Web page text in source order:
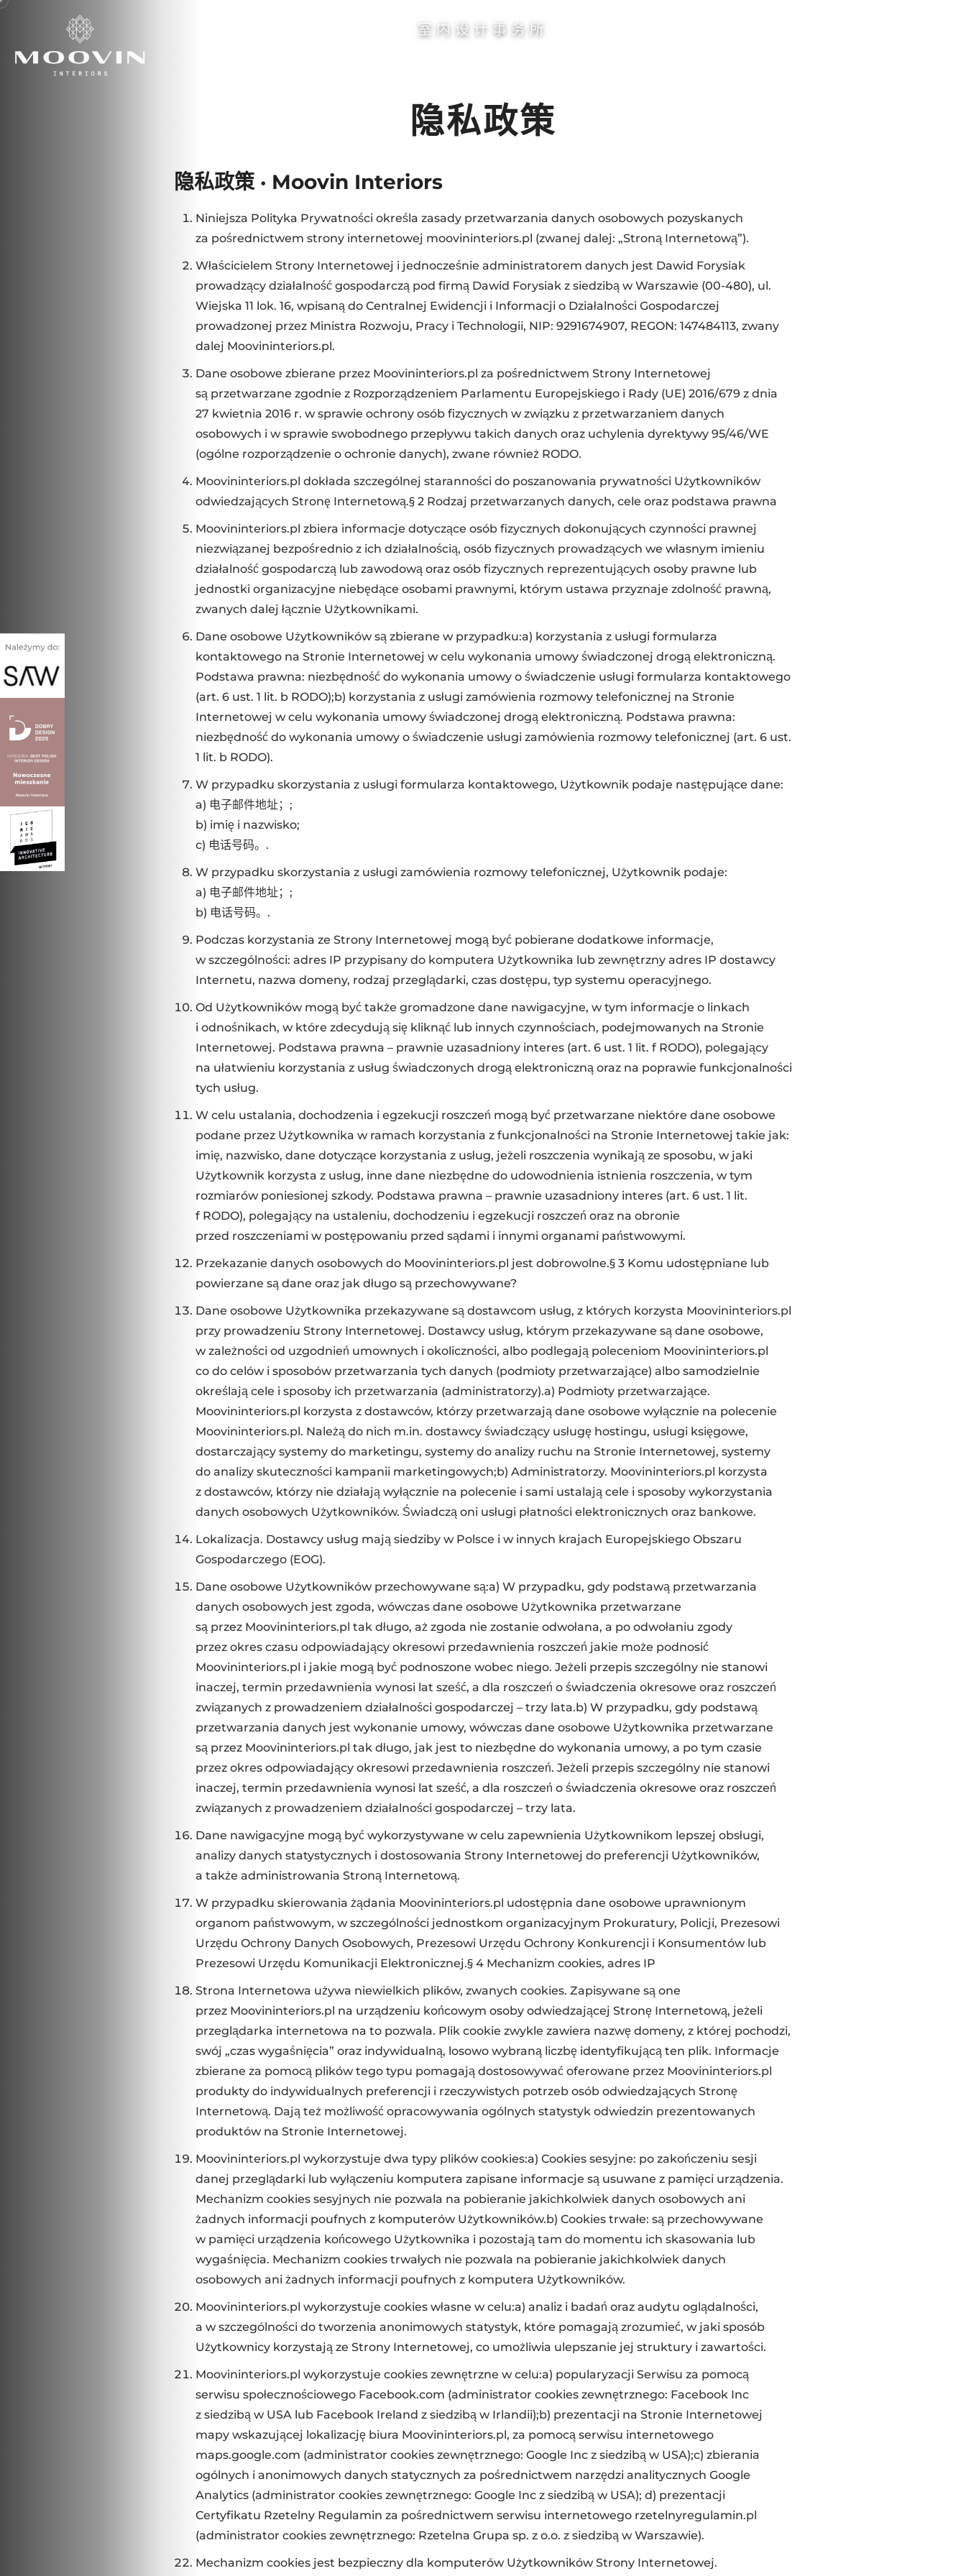
室内设计事务所
隐私政策
隐私政策 · Moovin Interiors
Niniejsza Polityka Prywatności określa zasady przetwarzania danych osobowych pozyskanych
za pośrednictwem strony internetowej moovininteriors.pl (zwanej dalej: „Stroną Internetową”).
Właścicielem Strony Internetowej i jednocześnie administratorem danych jest Dawid Forysiak
prowadzący działalność gospodarczą pod firmą Dawid Forysiak z siedzibą w Warszawie (00-480), ul.
Wiejska 11 lok. 16, wpisaną do Centralnej Ewidencji i Informacji o Działalności Gospodarczej
prowadzonej przez Ministra Rozwoju, Pracy i Technologii, NIP: 9291674907, REGON: 147484113, zwany
dalej Moovininteriors.pl.
Dane osobowe zbierane przez Moovininteriors.pl za pośrednictwem Strony Internetowej
są przetwarzane zgodnie z Rozporządzeniem Parlamentu Europejskiego i Rady (UE) 2016/679 z dnia
27 kwietnia 2016 r. w sprawie ochrony osób fizycznych w związku z przetwarzaniem danych
osobowych i w sprawie swobodnego przepływu takich danych oraz uchylenia dyrektywy 95/46/WE
(ogólne rozporządzenie o ochronie danych), zwane również RODO.
Moovininteriors.pl dokłada szczególnej staranności do poszanowania prywatności Użytkowników
odwiedzających Stronę Internetową.§ 2 Rodzaj przetwarzanych danych, cele oraz podstawa prawna
Moovininteriors.pl zbiera informacje dotyczące osób fizycznych dokonujących czynności prawnej
niezwiązanej bezpośrednio z ich działalnością, osób fizycznych prowadzących we własnym imieniu
działalność gospodarczą lub zawodową oraz osób fizycznych reprezentujących osoby prawne lub
jednostki organizacyjne niebędące osobami prawnymi, którym ustawa przyznaje zdolność prawną,
zwanych dalej łącznie Użytkownikami.
Dane osobowe Użytkowników są zbierane w przypadku:a) korzystania z usługi formularza
kontaktowego na Stronie Internetowej w celu wykonania umowy świadczonej drogą elektroniczną.
Podstawa prawna: niezbędność do wykonania umowy o świadczenie usługi formularza kontaktowego
(art. 6 ust. 1 lit. b RODO);b) korzystania z usługi zamówienia rozmowy telefonicznej na Stronie
Internetowej w celu wykonania umowy świadczonej drogą elektroniczną. Podstawa prawna:
niezbędność do wykonania umowy o świadczenie usługi zamówienia rozmowy telefonicznej (art. 6 ust.
1 lit. b RODO).
W przypadku skorzystania z usługi formularza kontaktowego, Użytkownik podaje następujące dane:
a) 电子邮件地址；;
b) imię i nazwisko;
c) 电话号码。.
W przypadku skorzystania z usługi zamówienia rozmowy telefonicznej, Użytkownik podaje:
a) 电子邮件地址；;
b) 电话号码。.
Podczas korzystania ze Strony Internetowej mogą być pobierane dodatkowe informacje,
w szczególności: adres IP przypisany do komputera Użytkownika lub zewnętrzny adres IP dostawcy
Internetu, nazwa domeny, rodzaj przeglądarki, czas dostępu, typ systemu operacyjnego.
Od Użytkowników mogą być także gromadzone dane nawigacyjne, w tym informacje o linkach
i odnośnikach, w które zdecydują się kliknąć lub innych czynnościach, podejmowanych na Stronie
Internetowej. Podstawa prawna – prawnie uzasadniony interes (art. 6 ust. 1 lit. f RODO), polegający
na ułatwieniu korzystania z usług świadczonych drogą elektroniczną oraz na poprawie funkcjonalności
tych usług.
W celu ustalania, dochodzenia i egzekucji roszczeń mogą być przetwarzane niektóre dane osobowe
podane przez Użytkownika w ramach korzystania z funkcjonalności na Stronie Internetowej takie jak:
imię, nazwisko, dane dotyczące korzystania z usług, jeżeli roszczenia wynikają ze sposobu, w jaki
Użytkownik korzysta z usług, inne dane niezbędne do udowodnienia istnienia roszczenia, w tym
rozmiarów poniesionej szkody. Podstawa prawna – prawnie uzasadniony interes (art. 6 ust. 1 lit.
f RODO), polegający na ustaleniu, dochodzeniu i egzekucji roszczeń oraz na obronie
przed roszczeniami w postępowaniu przed sądami i innymi organami państwowymi.
Przekazanie danych osobowych do Moovininteriors.pl jest dobrowolne.§ 3 Komu udostępniane lub
powierzane są dane oraz jak długo są przechowywane?
Dane osobowe Użytkownika przekazywane są dostawcom usług, z których korzysta Moovininteriors.pl
przy prowadzeniu Strony Internetowej. Dostawcy usług, którym przekazywane są dane osobowe,
w zależności od uzgodnień umownych i okoliczności, albo podlegają poleceniom Moovininteriors.pl
co do celów i sposobów przetwarzania tych danych (podmioty przetwarzające) albo samodzielnie
określają cele i sposoby ich przetwarzania (administratorzy).a) Podmioty przetwarzające.
Moovininteriors.pl korzysta z dostawców, którzy przetwarzają dane osobowe wyłącznie na polecenie
Moovininteriors.pl. Należą do nich m.in. dostawcy świadczący usługę hostingu, usługi księgowe,
dostarczający systemy do marketingu, systemy do analizy ruchu na Stronie Internetowej, systemy
do analizy skuteczności kampanii marketingowych;b) Administratorzy. Moovininteriors.pl korzysta
z dostawców, którzy nie działają wyłącznie na polecenie i sami ustalają cele i sposoby wykorzystania
danych osobowych Użytkowników. Świadczą oni usługi płatności elektronicznych oraz bankowe.
Lokalizacja. Dostawcy usług mają siedziby w Polsce i w innych krajach Europejskiego Obszaru
Gospodarczego (EOG).
Dane osobowe Użytkowników przechowywane są:a) W przypadku, gdy podstawą przetwarzania
danych osobowych jest zgoda, wówczas dane osobowe Użytkownika przetwarzane
są przez Moovininteriors.pl tak długo, aż zgoda nie zostanie odwołana, a po odwołaniu zgody
przez okres czasu odpowiadający okresowi przedawnienia roszczeń jakie może podnosić
Moovininteriors.pl i jakie mogą być podnoszone wobec niego. Jeżeli przepis szczególny nie stanowi
inaczej, termin przedawnienia wynosi lat sześć, a dla roszczeń o świadczenia okresowe oraz roszczeń
związanych z prowadzeniem działalności gospodarczej – trzy lata.b) W przypadku, gdy podstawą
przetwarzania danych jest wykonanie umowy, wówczas dane osobowe Użytkownika przetwarzane
są przez Moovininteriors.pl tak długo, jak jest to niezbędne do wykonania umowy, a po tym czasie
przez okres odpowiadający okresowi przedawnienia roszczeń. Jeżeli przepis szczególny nie stanowi
inaczej, termin przedawnienia wynosi lat sześć, a dla roszczeń o świadczenia okresowe oraz roszczeń
związanych z prowadzeniem działalności gospodarczej – trzy lata.
Dane nawigacyjne mogą być wykorzystywane w celu zapewnienia Użytkownikom lepszej obsługi,
analizy danych statystycznych i dostosowania Strony Internetowej do preferencji Użytkowników,
a także administrowania Stroną Internetową.
W przypadku skierowania żądania Moovininteriors.pl udostępnia dane osobowe uprawnionym
organom państwowym, w szczególności jednostkom organizacyjnym Prokuratury, Policji, Prezesowi
Urzędu Ochrony Danych Osobowych, Prezesowi Urzędu Ochrony Konkurencji i Konsumentów lub
Prezesowi Urzędu Komunikacji Elektronicznej.§ 4 Mechanizm cookies, adres IP
Strona Internetowa używa niewielkich plików, zwanych cookies. Zapisywane są one
przez Moovininteriors.pl na urządzeniu końcowym osoby odwiedzającej Stronę Internetową, jeżeli
przeglądarka internetowa na to pozwala. Plik cookie zwykle zawiera nazwę domeny, z której pochodzi,
swój „czas wygaśnięcia” oraz indywidualną, losowo wybraną liczbę identyfikującą ten plik. Informacje
zbierane za pomocą plików tego typu pomagają dostosowywać oferowane przez Moovininteriors.pl
produkty do indywidualnych preferencji i rzeczywistych potrzeb osób odwiedzających Stronę
Internetową. Dają też możliwość opracowywania ogólnych statystyk odwiedzin prezentowanych
produktów na Stronie Internetowej.
Moovininteriors.pl wykorzystuje dwa typy plików cookies:a) Cookies sesyjne: po zakończeniu sesji
danej przeglądarki lub wyłączeniu komputera zapisane informacje są usuwane z pamięci urządzenia.
Mechanizm cookies sesyjnych nie pozwala na pobieranie jakichkolwiek danych osobowych ani
żadnych informacji poufnych z komputerów Użytkowników.b) Cookies trwałe: są przechowywane
w pamięci urządzenia końcowego Użytkownika i pozostają tam do momentu ich skasowania lub
wygaśnięcia. Mechanizm cookies trwałych nie pozwala na pobieranie jakichkolwiek danych
osobowych ani żadnych informacji poufnych z komputera Użytkowników.
Moovininteriors.pl wykorzystuje cookies własne w celu:a) analiz i badań oraz audytu oglądalności,
a w szczególności do tworzenia anonimowych statystyk, które pomagają zrozumieć, w jaki sposób
Użytkownicy korzystają ze Strony Internetowej, co umożliwia ulepszanie jej struktury i zawartości.
Moovininteriors.pl wykorzystuje cookies zewnętrzne w celu:a) popularyzacji Serwisu za pomocą
serwisu społecznościowego Facebook.com (administrator cookies zewnętrznego: Facebook Inc
z siedzibą w USA lub Facebook Ireland z siedzibą w Irlandii);b) prezentacji na Stronie Internetowej
mapy wskazującej lokalizację biura Moovininteriors.pl, za pomocą serwisu internetowego
maps.google.com (administrator cookies zewnętrznego: Google Inc z siedzibą w USA);c) zbierania
ogólnych i anonimowych danych statycznych za pośrednictwem narzędzi analitycznych Google
Analytics (administrator cookies zewnętrznego: Google Inc z siedzibą w USA); d) prezentacji
Certyfikatu Rzetelny Regulamin za pośrednictwem serwisu internetowego rzetelnyregulamin.pl
(administrator cookies zewnętrznego: Rzetelna Grupa sp. z o.o. z siedzibą w Warszawie).
Mechanizm cookies jest bezpieczny dla komputerów Użytkowników Strony Internetowej.